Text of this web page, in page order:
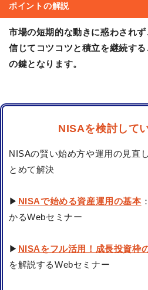
ポイントの解説
市場の短期的な動きに惑わされ
信じてコツコツと積立を継続す
の鍵となります。
NISAを検討して
NISAの賢い始め方や運用の見直
とめて解決
▶ NISAで始める資産運用の基本
かるWebセミナー
▶ NISAをフル活用！成長投資枠
を解説するWebセミナー